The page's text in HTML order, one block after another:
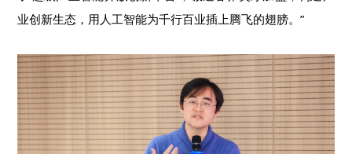
业创新生态，用人工智能为千行百业插上腾飞的翅膀。”